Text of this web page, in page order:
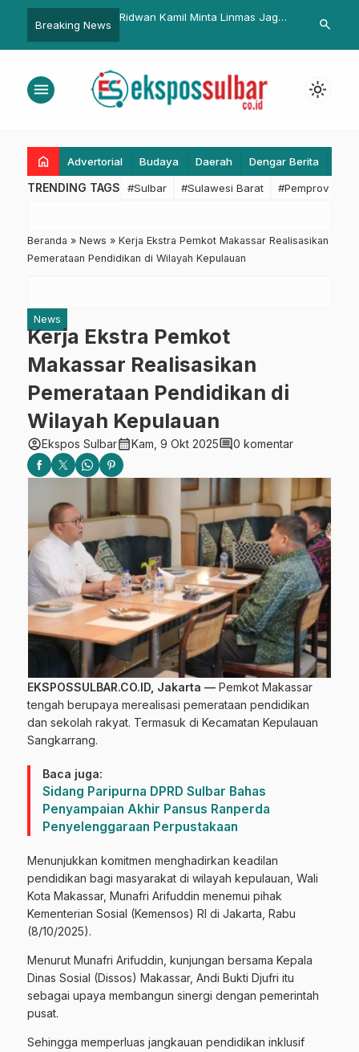
Breaking News
Minta Linmas Jaga
yang Ditinggal
DKP Sulbar Evaluasi Kinerja,
Transparansi Publik
KKJ –
dan
search
menu light_mode
home Advertorial Budaya Daerah Dengar Berita
TRENDING TAGS #Sulbar #Sulawesi Barat #Pemprov
Beranda » News » Kerja Ekstra Pemkot Makassar Realisasikan
Pemerataan Pendidikan di Wilayah Kepulauan
News
Kerja Ekstra Pemkot
Makassar Realisasikan
Pemerataan Pendidikan di
Wilayah Kepulauan
account_circleEkspos Sulbarcalendar_monthKam, 9 Okt 2025comment0 komentar
EKSPOSSULBAR.CO.ID, Jakarta — Pemkot Makassar
tengah berupaya merealisasi pemerataan pendidikan
dan sekolah rakyat. Termasuk di Kecamatan Kepulauan
Sangkarrang.
Baca juga:
Sidang Paripurna DPRD Sulbar Bahas
Penyampaian Akhir Pansus Ranperda
Penyelenggaraan Perpustakaan
Menunjukkan komitmen menghadirkan keadilan
pendidikan bagi masyarakat di wilayah kepulauan, Wali
Kota Makassar, Munafri Arifuddin menemui pihak
Kementerian Sosial (Kemensos) RI di Jakarta, Rabu
(8/10/2025).
Menurut Munafri Arifuddin, kunjungan bersama Kepala
Dinas Sosial (Dissos) Makassar, Andi Bukti Djufri itu
sebagai upaya membangun sinergi dengan pemerintah
pusat.
Sehingga memperluas jangkauan pendidikan inklusif